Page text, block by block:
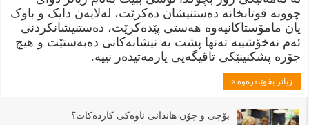
چوونە قوتابخانە دەستنیشان دەکرێت، لەلایەن دایک و باوک
یان مامۆستاکانیەوە هەستی پێدەکرێت، دەستنیشانکردنی
ئەم نەخۆشییە تەنها پشت بە نیشانەکانی دەبەستێت و هیچ
جۆرە پشکنینێکی تاقیگەیی یارمەتیدەر نییە.
زياتر بخوێنەرەوە »
بۆچى و چۆن هاندانى ناوه‌كى كارده‌كات؟